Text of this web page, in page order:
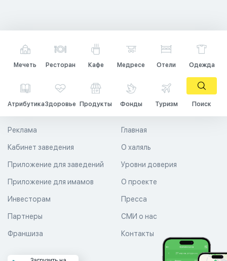
Мечеть Ресторан Кафе Медресе Отели Одежда
АтрибутикаЗдоровье Продукты Фонды Туризм Поиск
Главная
О халяль
Уровни доверия
Реклама
Кабинет заведения
Приложение для заведений
Приложение для имамов О проекте
Пресса
СМИ о нас
Контакты
Инвесторам
Партнеры
Франшиза